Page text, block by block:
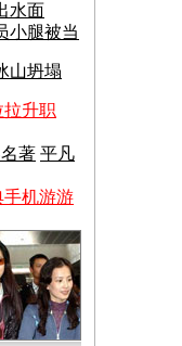
水面
小腿被当
山坍塌
拉升职
著 平凡
手机游游